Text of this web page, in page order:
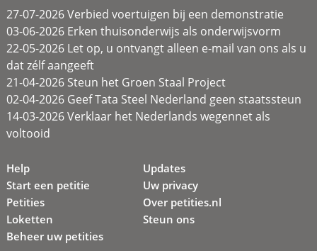
27-07-2026 Verbied voertuigen bij een demonstratie
03-06-2026 Erken thuisonderwijs als onderwijsvorm
22-05-2026 Let op, u ontvangt alleen e-mail van ons als u
dat zélf aangeeft
21-04-2026 Steun het Groen Staal Project
02-04-2026 Geef Tata Steel Nederland geen staatssteun
14-03-2026 Verklaar het Nederlands wegennet als
voltooid
Help
Start een petitie
Petities
Loketten
Beheer uw petities
Updates
Uw privacy
Over petities.nl
Steun ons